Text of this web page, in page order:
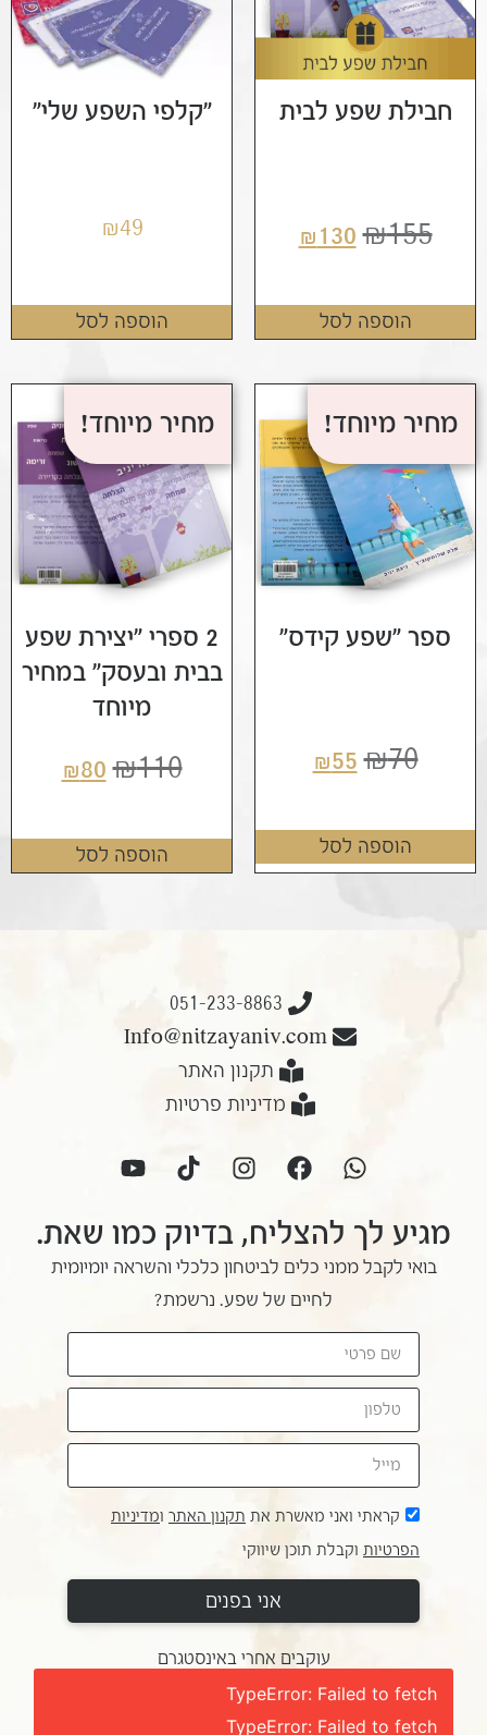
חבילת שפע לבית
₪155
₪130
הוספה לסל
"קלפי השפע שלי"
₪49
הוספה לסל
מחיר מיוחד!
ספר "שפע קידס"
₪70
₪55
הוספה לסל
מחיר מיוחד!
2 ספרי "יצירת שפע
בבית ובעסק" במחיר
מיוחד
₪110
₪80
הוספה לסל
051-233-8863
Info@nitzayaniv.com
תקנון האתר
מדיניות פרטיות
מגיע לך להצליח, בדיוק כמו שאת.
בואי לקבל ממני כלים לביטחון כלכלי והשראה יומיומית
לחיים של שפע. נרשמת?
קראתי ואני מאשרת את תקנון האתרומדיניות
הפרטיותוקבלת תוכן שיווקי
אני בפנים
עוקבים אחרי באינסטגרם
TypeError: Failed to fetch
TypeError: Failed to fetch